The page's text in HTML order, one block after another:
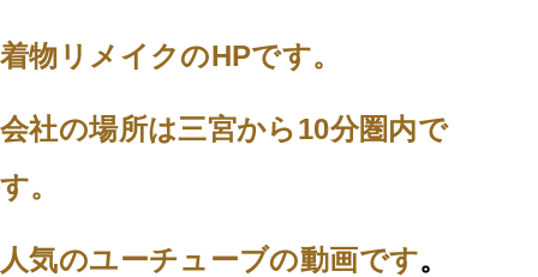
着物リメイクのHPです。
会社の場所は三宮から10分圏内で
す。
人気のユーチューブの動画です。